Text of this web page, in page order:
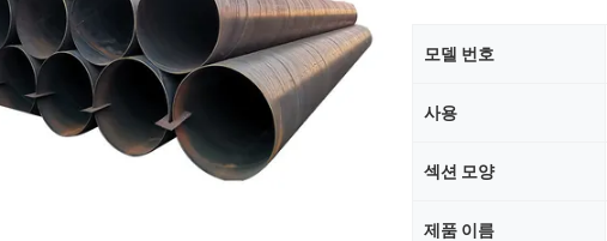
모델 번호
사용
섹션 모양
제품 이름